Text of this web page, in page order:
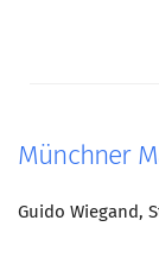
Münchner
Guido Wiegand,